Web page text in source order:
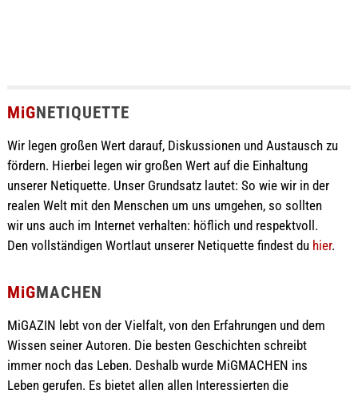
MiGNETIQUETTE
Wir legen großen Wert darauf, Diskussionen und Austausch zu
fördern. Hierbei legen wir großen Wert auf die Einhaltung
unserer Netiquette. Unser Grundsatz lautet: So wie wir in der
realen Welt mit den Menschen um uns umgehen, so sollten
wir uns auch im Internet verhalten: höflich und respektvoll.
Den vollständigen Wortlaut unserer Netiquette findest du hier.
MiGMACHEN
MiGAZIN lebt von der Vielfalt, von den Erfahrungen und dem
Wissen seiner Autoren. Die besten Geschichten schreibt
immer noch das Leben. Deshalb wurde MiGMACHEN ins
Leben gerufen. Es bietet allen allen Interessierten die